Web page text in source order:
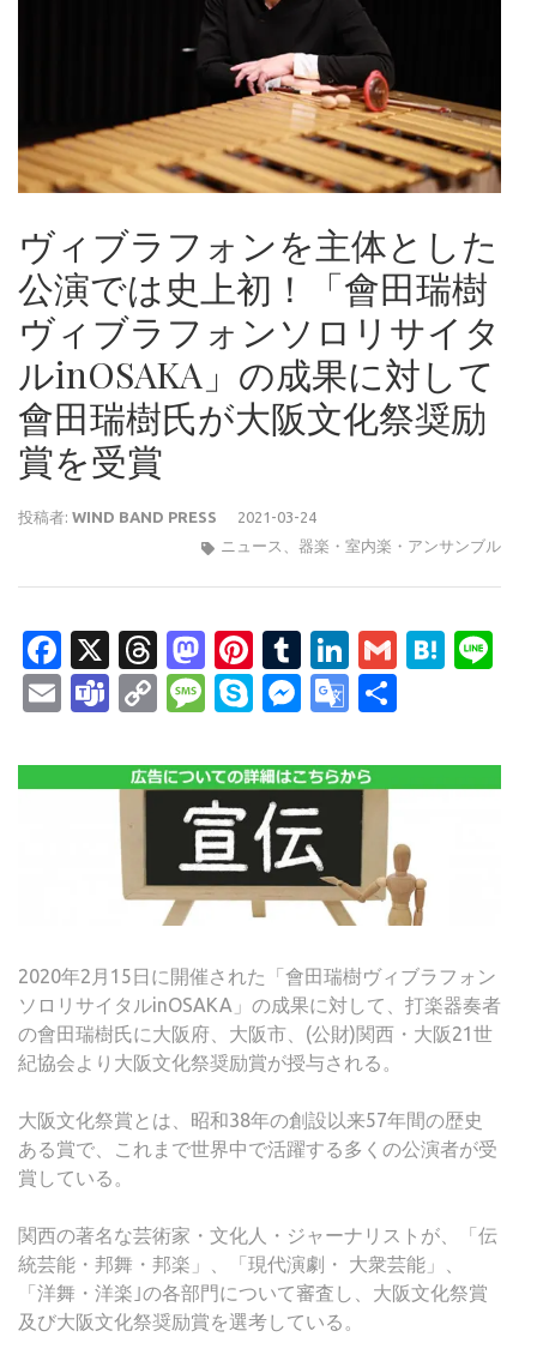
ヴィブラフォンを主体とした
公演では史上初！「會田瑞樹
ヴィブラフォンソロリサイタ
ルinOSAKA」の成果に対して
會田瑞樹氏が大阪文化祭奨励
賞を受賞
投稿者: WIND BAND PRESS
2021-03-24
ニュース
器楽・室内楽・アンサンブル
Facebook
X Threads
Mastodon
Pinterest
Tumblr
LinkedIn
Gmail
EmailTeams
CopyMessage
SkypeMessenger
Google
2020年2月15日に開催された「會田瑞樹ヴィブラフォン
ソロリサイタルinOSAKA」の成果に対して、打楽器奏者
の會田瑞樹氏に大阪府、大阪市、(公財)関西・大阪21世
紀協会より大阪文化祭奨励賞が授与される。
大阪文化祭賞とは、昭和38年の創設以来57年間の歴史
ある賞で、これまで世界中で活躍する多くの公演者が受
賞している。
関西の著名な芸術家・文化人・ジャーナリストが、「伝
統芸能・邦舞・邦楽」、「現代演劇・ 大衆芸能」、
「洋舞・洋楽｣の各部門について審査し、大阪文化祭賞
及び大阪文化祭奨励賞を選考している。